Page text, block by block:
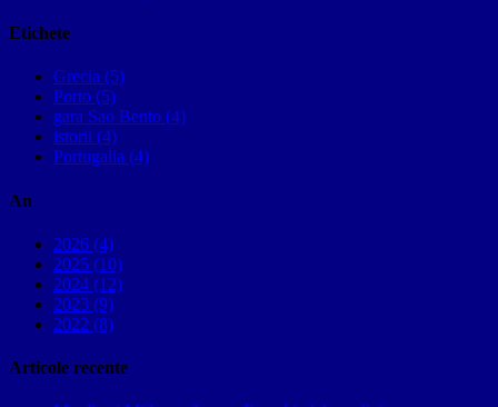
Etichete
Grecia (5)
Porto (5)
gara Sao Bento (4)
istorii (4)
Portugalia (4)
An
2026 (4)
2025 (10)
2024 (12)
2023 (9)
2022 (8)
Articole recente